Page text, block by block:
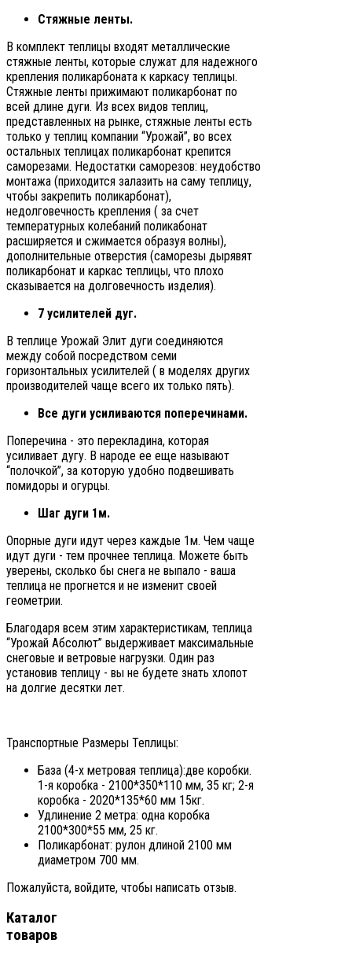
Стяжные ленты.
В комплект теплицы входят металлические
стяжные ленты, которые служат для надежного
крепления поликарбоната к каркасу теплицы.
Стяжные ленты прижимают поликарбонат по
всей длине дуги. Из всех видов теплиц,
представленных на рынке, стяжные ленты есть
только у теплиц компании “Урожай”, во всех
остальных теплицах поликарбонат крепится
саморезами. Недостатки саморезов: неудобство
монтажа (приходится залазить на саму теплицу,
чтобы закрепить поликарбонат),
недолговечность крепления ( за счет
температурных колебаний поликабонат
расширяется и сжимается образуя волны),
дополнительные отверстия (саморезы дырявят
поликарбонат и каркас теплицы, что плохо
сказывается на долговечность изделия).
7 усилителей дуг.
В теплице Урожай Элит дуги соединяются
между собой посредством семи
горизонтальных усилителей ( в моделях других
производителей чаще всего их только пять).
Все дуги усиливаются поперечинами.
Поперечина - это перекладина, которая
усиливает дугу. В народе ее еще называют
“полочкой”, за которую удобно подвешивать
помидоры и огурцы.
Шаг дуги 1м.
Опорные дуги идут через каждые 1м. Чем чаще
идут дуги - тем прочнее теплица. Можете быть
уверены, сколько бы снега не выпало - ваша
теплица не прогнется и не изменит своей
геометрии.
Благодаря всем этим характеристикам, теплица
“Урожай Абсолют” выдерживает максимальные
снеговые и ветровые нагрузки. Один раз
установив теплицу - вы не будете знать хлопот
на долгие десятки лет.
Транспортные Размеры Теплицы:
База (4-х метровая теплица):две коробки.
1-я коробка - 2100*350*110 мм, 35 кг; 2-я
коробка - 2020*135*60 мм 15кг.
Удлинение 2 метра: одна коробка
2100*300*55 мм, 25 кг.
Поликарбонат: рулон длиной 2100 мм
диаметром 700 мм.
Пожалуйста, войдите, чтобы написать отзыв.
Каталог
товаров